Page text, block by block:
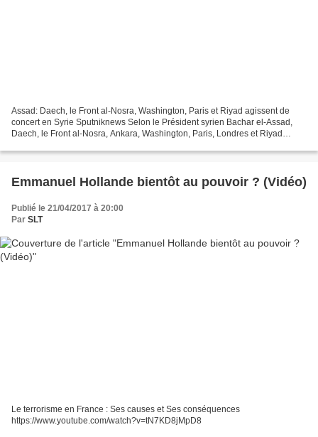
Assad: Daech, le Front al-Nosra, Washington, Paris et Riyad agissent de
concert en Syrie Sputniknews Selon le Président syrien Bachar el-Assad,
Daech, le Front al-Nosra, Ankara, Washington, Paris, Londres et Riyad
Emmanuel Hollande bientôt au pouvoir ? (Vidéo)
Publié le 21/04/2017 à 20:00
Par SLT
Le terrorisme en France : Ses causes et Ses conséquences
https://www.youtube.com/watch?v=tN7KD8jMpD8